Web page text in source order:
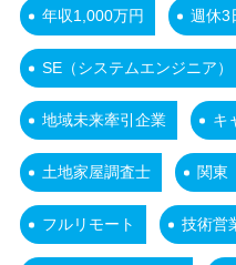
年収1,000万円 週休3
SE（システムエンジニア）
地域未来牽引企業 キ
土地家屋調査士 関東
フルリモート 技術営